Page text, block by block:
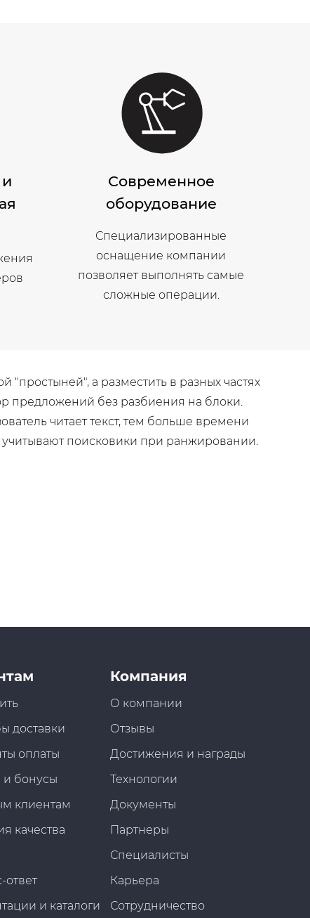
Современное
оборудование
Специализированные
оснащение компании
позволяет выполнять самые
сложные операции.
а разместить в разных частях
предложений без разбиения на блоки.
читает текст, тем больше времени
поисковики при ранжировании.
доставки
оплаты
и бонусы
клиентам
качества
ответ
и каталоги
Компания
О компании
Отзывы
Достижения и награды
Технологии
Документы
Партнеры
Специалисты
Карьера
Сотрудничество